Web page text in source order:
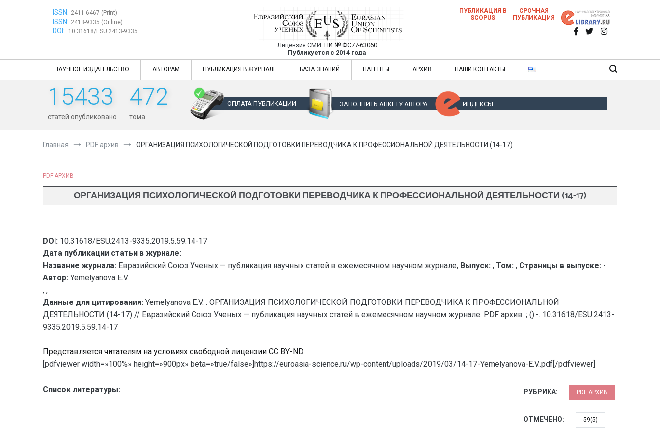
ISSN: 2411-6467 (Print)
ISSN: 2413-9335 (Online)
DOI: 10.31618/ESU.2413-9335
Евразийский Союз Ученых — публикация научных статей в ежемесячном научном
журнале
Лицензия СМИ: ПИ № ФС77-63060
Публикуется с 2014 года
Евразийский Союз Ученых — публикация научных статей в ежемесячном научном журнале
ПУБЛИКАЦИЯ В
SCOPUS
СРОЧНАЯ
ПУБЛИКАЦИЯ
НАУЧНОЕ ИЗДАТЕЛЬСТВО АВТОРАМ ПУБЛИКАЦИЯ В ЖУРНАЛЕ БАЗА ЗНАНИЙ ПАТЕНТЫ АРХИВ НАШИ КОНТАКТЫ
15433
статей опубликовано
472
тома
ОПЛАТА ПУБЛИКАЦИИ ЗАПОЛНИТЬ АНКЕТУ АВТОРА ИНДЕКСЫ
Главная PDF архив ОРГАНИЗАЦИЯ ПСИХОЛОГИЧЕСКОЙ ПОДГОТОВКИ ПЕРЕВОДЧИКА К ПРОФЕССИОНАЛЬНОЙ ДЕЯТЕЛЬНОСТИ (14-17)
PDF АРХИВ
ОРГАНИЗАЦИЯ ПСИХОЛОГИЧЕСКОЙ ПОДГОТОВКИ ПЕРЕВОДЧИКА К ПРОФЕССИОНАЛЬНОЙ ДЕЯТЕЛЬНОСТИ (14-17)
DOI: 10.31618/ESU.2413-9335.2019.5.59.14-17
Дата публикации статьи в журнале:
Название журнала: Евразийский Союз Ученых — публикация научных статей в ежемесячном научном журнале, Выпуск: , Том: , Страницы в выпуске: -
Автор: Yemelyanova E.V.
, ,
Данные для цитирования: Yemelyanova E.V. . ОРГАНИЗАЦИЯ ПСИХОЛОГИЧЕСКОЙ ПОДГОТОВКИ ПЕРЕВОДЧИКА К ПРОФЕССИОНАЛЬНОЙ
ДЕЯТЕЛЬНОСТИ (14-17) // Евразийский Союз Ученых — публикация научных статей в ежемесячном научном журнале. PDF архив. ; ():-. 10.31618/ESU.2413-
9335.2019.5.59.14-17
Представляется читателям на условиях свободной лицензии CC BY-ND
[pdfviewer width=»100%» height=»900px» beta=»true/false»]https://euroasia-science.ru/wp-content/uploads/2019/03/14-17-Yemelyanova-E.V..pdf[/pdfviewer]
Список литературы: РУБРИКА: PDF АРХИВ
ОТМЕЧЕНО: 59(5)